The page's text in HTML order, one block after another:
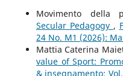
Movimento della
Secular Pedagogy ,
24 No. M1 (2026):
Mattia Caterina
value of Sport:
& insegnamento: